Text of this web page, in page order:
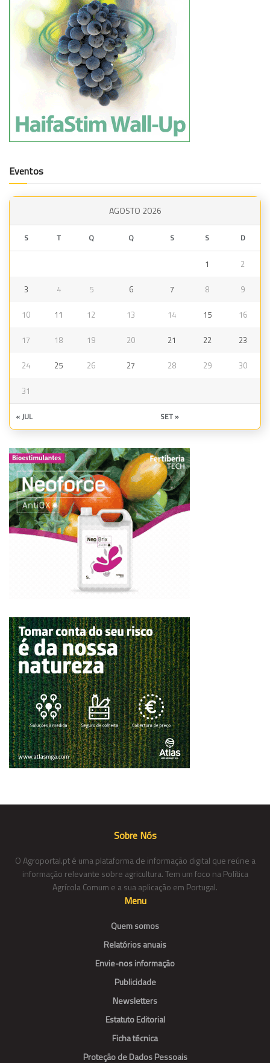
Eventos
AGOSTO 2026
S T Q Q S S D
1 2
3 4 5 6 7 8 9
10 11 12 13 14 15 16
17 18 19 20 21 22 23
24 25 26 27 28 29 30
31
« JUL SET »
Sobre Nós
O Agroportal.pt é uma plataforma de informação digital que reúne a
informação relevante sobre agricultura. Tem um foco na Política
Agrícola Comum e a sua aplicação em Portugal.
Menu
Quem somos
Relatórios anuais
Envie-nos informação
Publicidade
Newsletters
Estatuto Editorial
Ficha técnica
Proteção de Dados Pessoais